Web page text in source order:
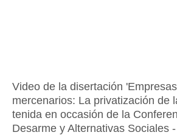
Video de la disertación
mercenarios: La privatización de
tenida en occasión de la
Desarme y Alternativas Sociales